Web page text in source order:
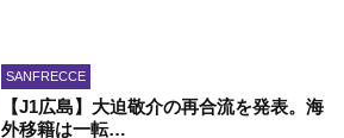
SANFRECCE
【J1広島】大迫敬介の再合流を発表。海
外移籍は一転…